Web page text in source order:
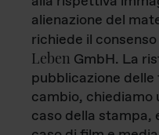
alienazione del
richiede il
Leben GmbH. La
pubblicazione
cambio, chiediamo
caso della stampa,